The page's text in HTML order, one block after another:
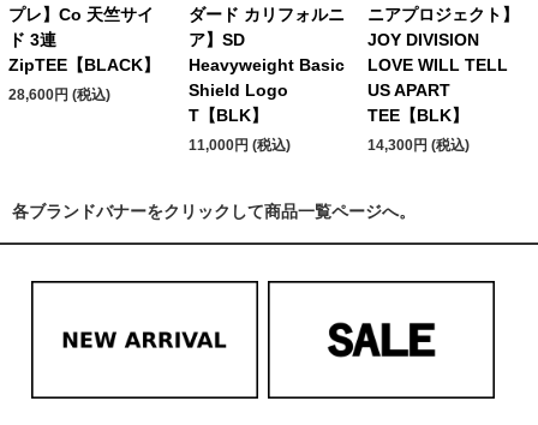
プレ】Co 天竺サイ
ド 3連
ZipTEE【BLACK】
28,600円 (税込)
ダード カリフォルニ
ア】SD
Heavyweight Basic
Shield Logo
T【BLK】
11,000円 (税込)
ニアプロジェクト】
JOY DIVISION
LOVE WILL TELL
US APART
TEE【BLK】
14,300円 (税込)
各ブランドバナーをクリックして商品一覧ページへ。